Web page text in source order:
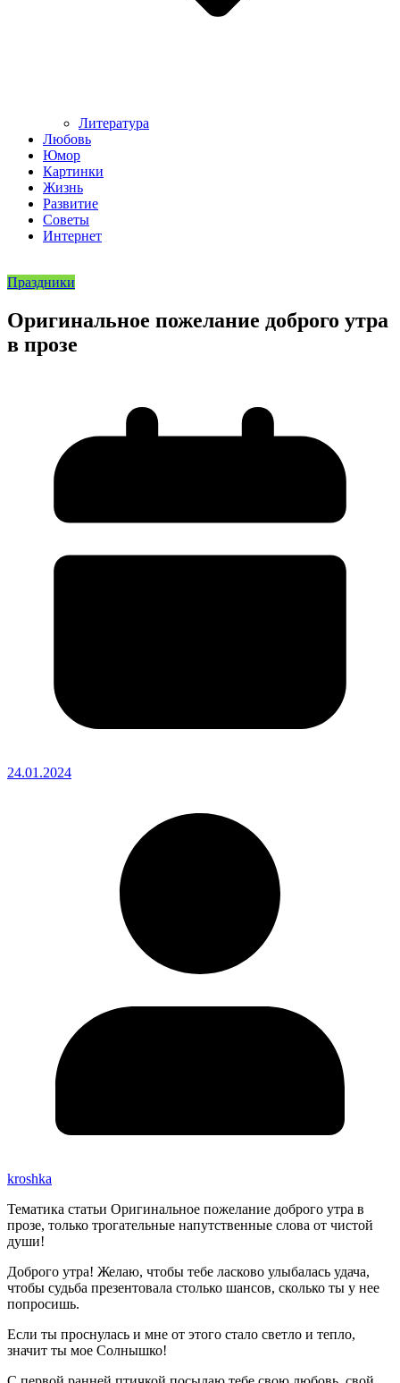
Литература
Любовь
Юмор
Картинки
Жизнь
Развитие
Советы
Интернет
Праздники
Оригинальное пожелание доброго утра
в прозе
24.01.2024
kroshka
Тематика статьи Оригинальное пожелание доброго утра в
прозе, только трогательные напутственные слова от чистой
души!
Доброго утра! Желаю, чтобы тебе ласково улыбалась удача,
чтобы судьба презентовала столько шансов, сколько ты у нее
попросишь.
Если ты проснулась и мне от этого стало светло и тепло,
значит ты мое Солнышко!